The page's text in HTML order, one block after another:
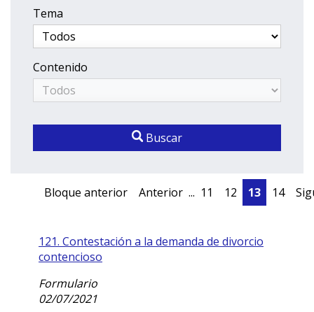
Tema
Contenido
Buscar
Bloque anterior Anterior ... 11 12 13 14
121. Contestación a la demanda de divorcio
contencioso
Formulario
02/07/2021